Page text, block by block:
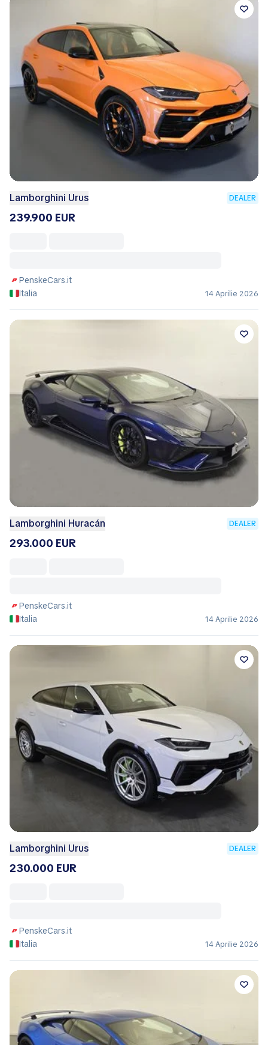
Lamborghini Urus DEALER
239.900 EUR
PenskeCars.it
Italia
14 Aprilie 2026
Lamborghini Huracán DEALER
293.000 EUR
PenskeCars.it
Italia
14 Aprilie 2026
Lamborghini Urus DEALER
230.000 EUR
PenskeCars.it
Italia
14 Aprilie 2026